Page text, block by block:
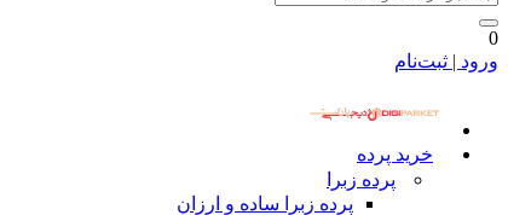
0
ورود | ثبت‌نام
خرید پرده
پرده زبرا
پرده زبرا ساده و ارزان